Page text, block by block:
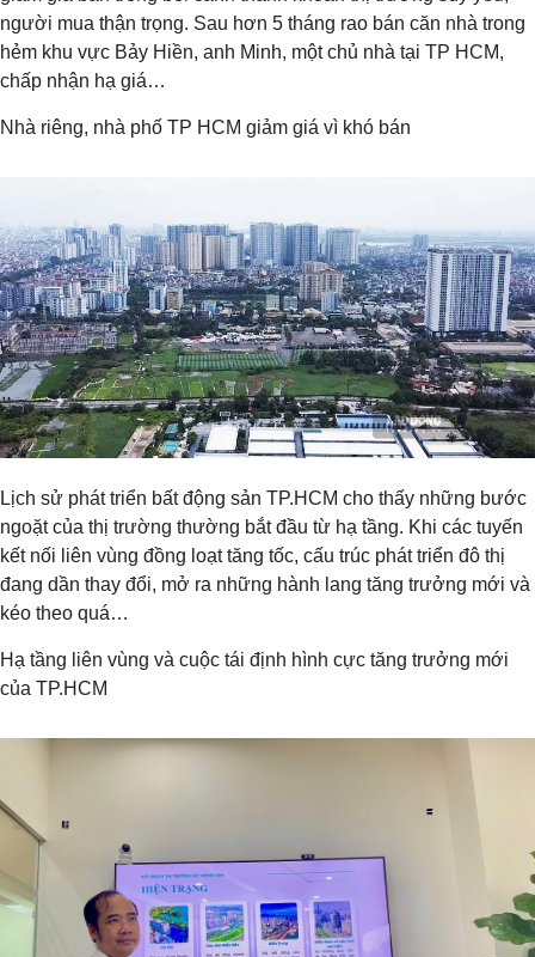
người mua thận trọng. Sau hơn 5 tháng rao bán căn nhà trong
hẻm khu vực Bảy Hiền, anh Minh, một chủ nhà tại TP HCM,
chấp nhận hạ giá…
Nhà riêng, nhà phố TP HCM giảm giá vì khó bán
Lịch sử phát triển bất động sản TP.HCM cho thấy những bước
ngoặt của thị trường thường bắt đầu từ hạ tầng. Khi các tuyến
kết nối liên vùng đồng loạt tăng tốc, cấu trúc phát triển đô thị
đang dần thay đổi, mở ra những hành lang tăng trưởng mới và
kéo theo quá…
Hạ tầng liên vùng và cuộc tái định hình cực tăng trưởng mới
của TP.HCM